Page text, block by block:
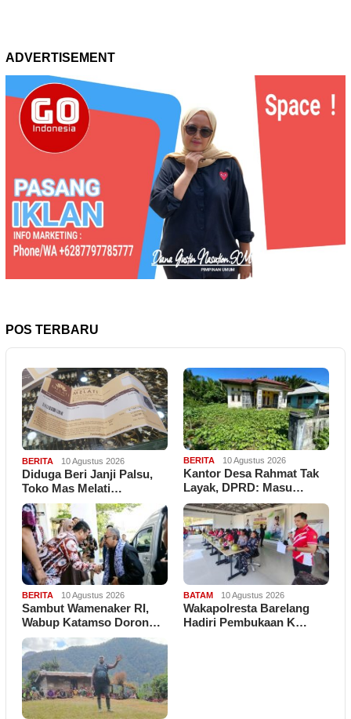
ADVERTISEMENT
POS TERBARU
BERITA 10 Agustus 2026
Diduga Beri Janji Palsu,
Toko Mas Melati…
BERITA 10 Agustus 2026
Kantor Desa Rahmat Tak
Layak, DPRD: Masu…
BERITA 10 Agustus 2026
Sambut Wamenaker RI,
Wabup Katamso Doron…
BATAM 10 Agustus 2026
Wakapolresta Barelang
Hadiri Pembukaan K…